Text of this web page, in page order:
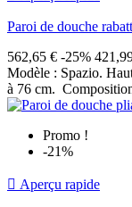
Paroi de douche
562,65 € -25%
Modèle : Spazio.
à 76 cm.
Promo !
-21%
 Aperçu rapide